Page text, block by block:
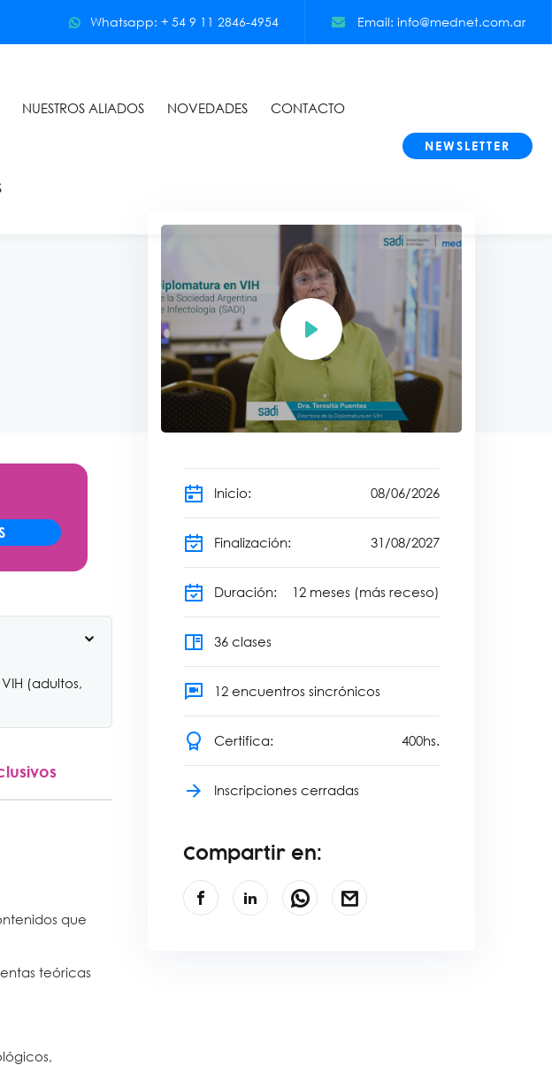
Whatsapp: + 54 9 11 2846-4954 Email: info@mednet.com.ar
NUESTROS ALIADOS NOVEDADES CONTACTO
NEWSLETTER
(adultos,
que
teóricas
Inicio: 08/06/2026
Finalización: 31 /08/2027
Duración: 12 meses (más receso)
36 clases
12 encuentros sincrónicos
Certifica: 400hs.
Inscripciones cerradas
Compartir en: